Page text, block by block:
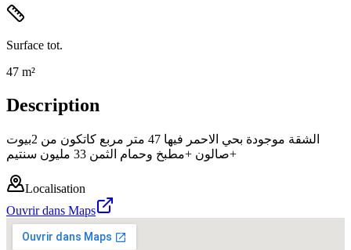
Surface tot.
47 m²
Description
الشقة موجودة بحي الاحمر فيها 47 متر مربع كاتكون من 2بيوت
+صالون +مطبخ وحمام الثمن 33 مليون سنتيم
Localisation
Ouvrir dans Maps